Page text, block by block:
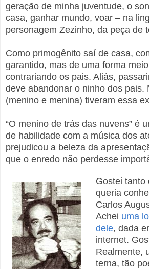
geração de minha juventude, o
casa, ganhar mundo, voar – na
personagem Zezinho, da peça de
Como primogênito saí de casa,
garantido, mas de uma forma
contrariando os pais. Aliás,
deve abandonar o ninho dos pais.
(menino e menina) tiveram essa
“O menino de trás das nuvens” é
de habilidade com a música dos
prejudicou a beleza da
que o enredo não perdesse
Gostei tanto
queria
Carlos
Achei uma
dele, dada
internet.
Realmente,
terna, tão